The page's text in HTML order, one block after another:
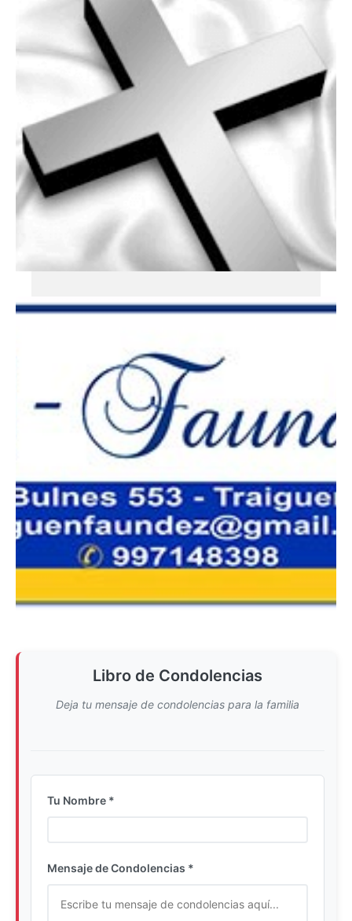
Libro de Condolencias
Deja tu mensaje de condolencias para la familia
Tu Nombre *
Mensaje de Condolencias *